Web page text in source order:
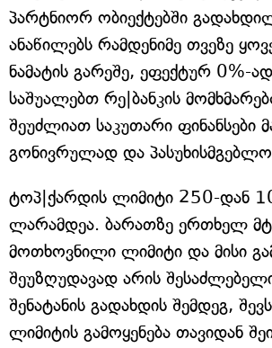
პარტნიორ ობიექტებში
ანაწილებს რამდენიმე თვეზე
ნამატის გარეშე, ეფექტურ 0%-
საშუალებთ რე|ბანკის
შეუძლიათ საკუთარი ფინანსები
გონივრულად და
ტოპ|ქარდის ლიმიტი 250-დან
ლარამდეა. ბარათზე ერთხელ
მოთხოვნილი ლიმიტი და მისი
შეუზღუდავად არის
შენატანის გადახდის შემდეგ,
ლიმიტის გამოყენება თავიდან